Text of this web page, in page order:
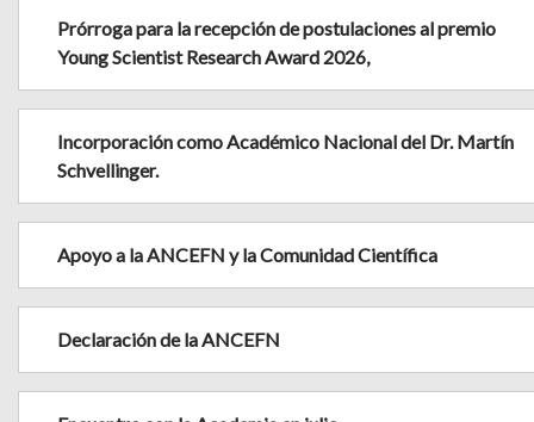
Prórroga para la recepción de postulaciones al premio
Young Scientist Research Award 2026,
Incorporación como Académico Nacional del Dr. Martín
Schvellinger.
Apoyo a la ANCEFN y la Comunidad Científica
Declaración de la ANCEFN